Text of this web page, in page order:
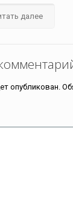
далее
опубликован.